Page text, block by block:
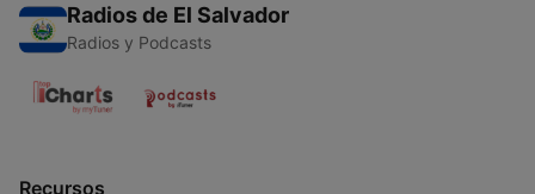
Radios de El Salvador
Radios y Podcasts
Recursos